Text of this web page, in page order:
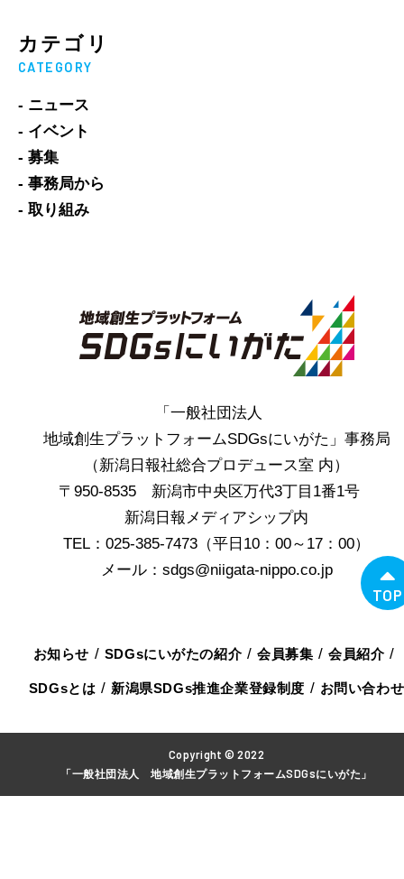
カテゴリ
CATEGORY
- ニュース
- イベント
- 募集
- 事務局から
- 取り組み
TOP
「一般社団法人
地域創生プラットフォームSDGsにいがた」事務局
（新潟日報社総合プロデュース室 内）
〒950-8535 新潟市中央区万代3丁目1番1号
新潟日報メディアシップ内
TEL：025-385-7473（平日10：00～17：00）
メール：sdgs@niigata-nippo.co.jp
お知らせ SDGsにいがたの紹介 会員募集 会員紹介
SDGsとは 新潟県SDGs推進企業登録制度 お問い合わせ
Copyright © 2022
「一般社団法人 地域創生プラットフォームSDGsにいがた」